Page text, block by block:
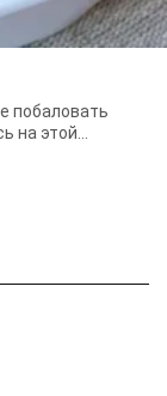
побаловать
на этой
вам ...